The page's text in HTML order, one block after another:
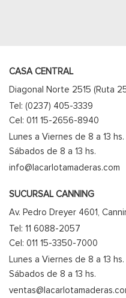
CASA CENTRAL
Diagonal Norte 2515 (Ruta
Tel: (0237) 405-3339
Cel: 011 15-2656-8940
Lunes a Viernes de 8 a 13 hs.
Sábados de 8 a 13 hs.
info@lacarlotamaderas.com
SUCURSAL CANNING
Av. Pedro Dreyer 4601,
Tel: 11 6088-2057
Cel: 011 15-3350-7000
Lunes a Viernes de 8 a 13 hs.
Sábados de 8 a 13 hs.